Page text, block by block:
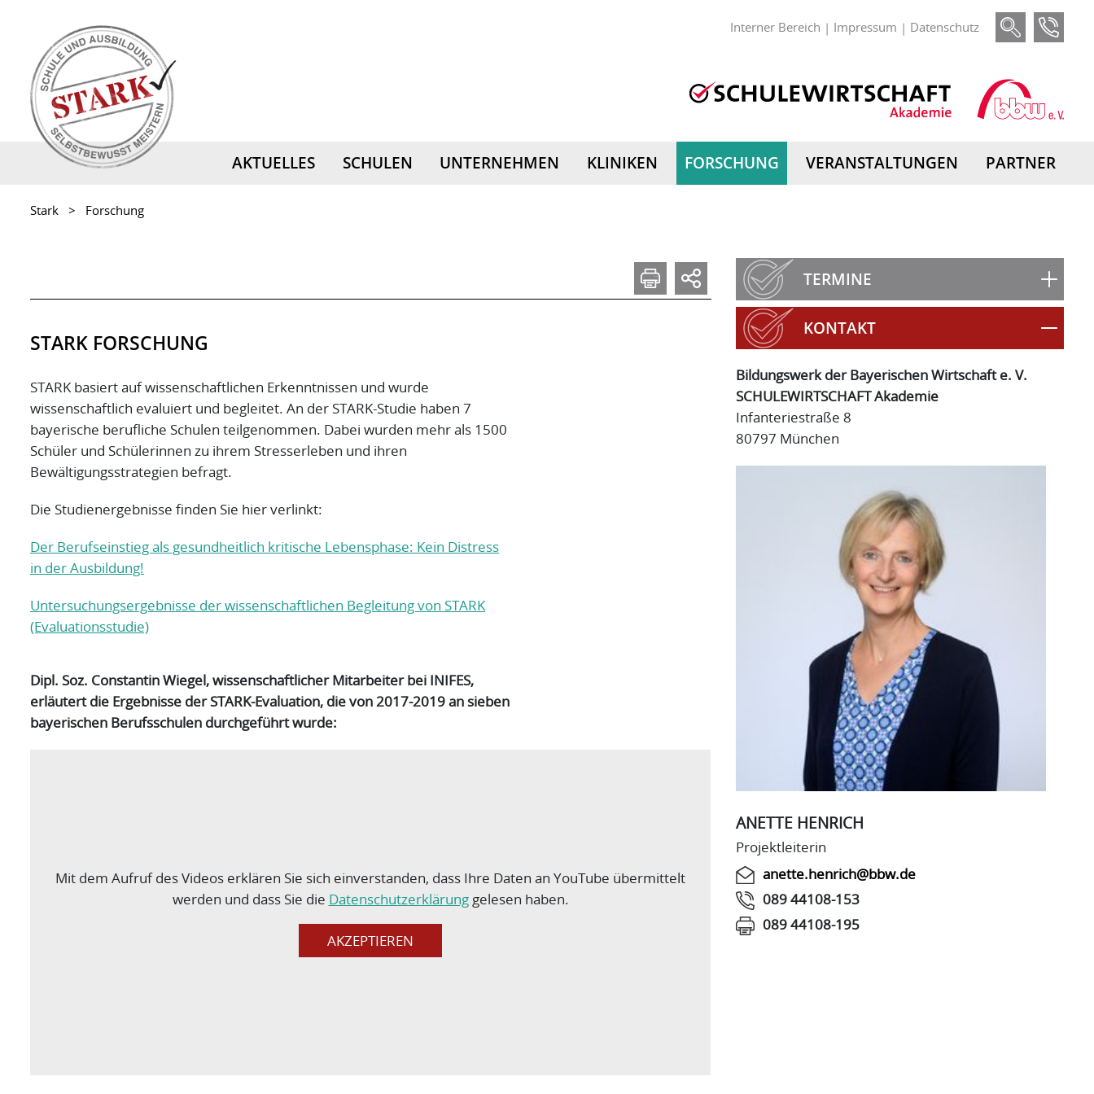
Interner Bereich | Impressum | Datenschutz
AKTUELLES SCHULEN UNTERNEHMEN KLINIKEN FORSCHUNG VERANSTALTUNGEN PARTNER
Stark Forschung
STARK FORSCHUNG
STARK basiert auf wissenschaftlichen Erkenntnissen und wurde
wissenschaftlich evaluiert und begleitet. An der STARK-Studie haben 7
bayerische berufliche Schulen teilgenommen. Dabei wurden mehr als 1500
Schüler und Schülerinnen zu ihrem Stresserleben und ihren
Bewältigungsstrategien befragt.
Die Studienergebnisse finden Sie hier verlinkt:
Der Berufseinstieg als gesundheitlich kritische Lebensphase: Kein Distress
in der Ausbildung!
Untersuchungsergebnisse der wissenschaftlichen Begleitung von STARK
(Evaluationsstudie)
Dipl. Soz. Constantin Wiegel, wissenschaftlicher Mitarbeiter bei INIFES,
erläutert die Ergebnisse der STARK-Evaluation, die von 2017-2019 an sieben
bayerischen Berufsschulen durchgeführt wurde:
Mit dem Aufruf des Videos erklären Sie sich einverstanden, dass Ihre Daten an YouTube übermittelt
werden und dass Sie die Datenschutzerklärunggelesen haben.
TERMINE
KONTAKT
Bildungswerk der Bayerischen Wirtschaft e. V.
SCHULEWIRTSCHAFT Akademie
Infanteriestraße 8
80797 München
ANETTE HENRICH
Projektleiterin
anette.henrich@bbw.de
089 44108-153
089 44108-195